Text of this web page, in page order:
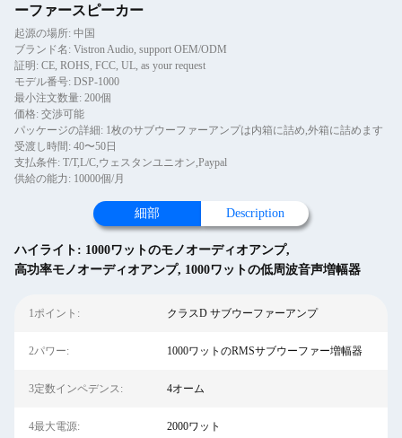
ーファースピーカー
起源の場所: 中国
ブランド名: Vistron Audio, support OEM/ODM
証明: CE, ROHS, FCC, UL, as your request
モデル番号: DSP-1000
最小注文数量: 200個
価格: 交渉可能
パッケージの詳細: 1枚のサブウーファーアンプは内箱に詰め,外箱に詰めます
受渡し時間: 40〜50日
支払条件: T/T,L/C,ウェスタンユニオン,Paypal
供給の能力: 10000個/月
細部 Description
ハイライト: 1000ワットのモノオーディオアンプ,
高功率モノオーディオアンプ, 1000ワットの低周波音声増幅器
1ポイント: クラスD サブウーファーアンプ
2パワー: 1000ワットのRMSサブウーファー増幅器
3定数インペデンス: 4オーム
4最大電源: 2000ワット